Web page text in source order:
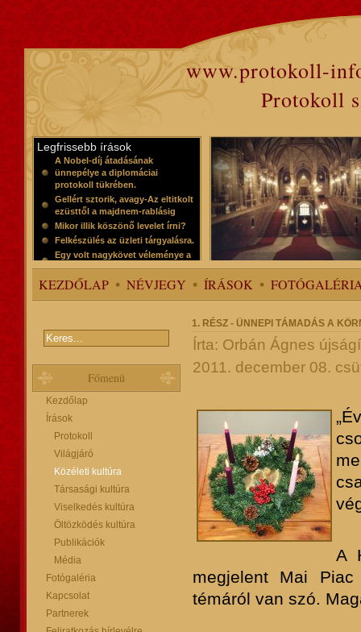
www.protokoll-
Protokoll
Legfrissebb írások
A Nobel-díj átadásának
ünnepélye a diplomáciai
protokoll tükrében.
Gellért sztorik, avagy-Az eltitkolt
ezüsttől a majdnem-rablásig
Mikor illik köszönő levelet írni?
Felkészülés az üzleti tárgyalásra.
Egy volt nagykövet véleménye a
protokollról
KEZDŐLAP NÉVJEGY ÍRÁSOK
Főmenü
Kezdőlap
Írások
Protokoll
Világjáró
Közéleti kultúra
Társasági kultúra
Viselkedés kultúra
Öltözködés kultúra
Publikációk
Média
Fotógaléria
Kapcsolat
Partnerek
1. RÉSZ - ÜNNEPI TÁMADÁS A
Írta: Orbán Ágnes
2011. december 08.
A
megjelent Mai Piac
témáról van szó.